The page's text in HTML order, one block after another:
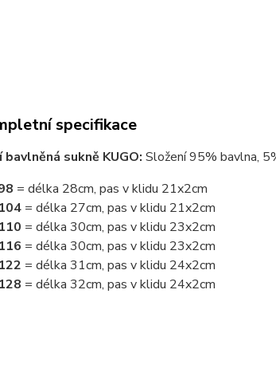
specifikace
bavlněná sukně KUGO: Složení 95% bavlna,
= délka 28cm, pas v klidu 21x2cm
= délka 27cm, pas v klidu 21x2cm
= délka 30cm, pas v klidu 23x2cm
= délka 30cm, pas v klidu 23x2cm
= délka 31cm, pas v klidu 24x2cm
= délka 32cm, pas v klidu 24x2cm